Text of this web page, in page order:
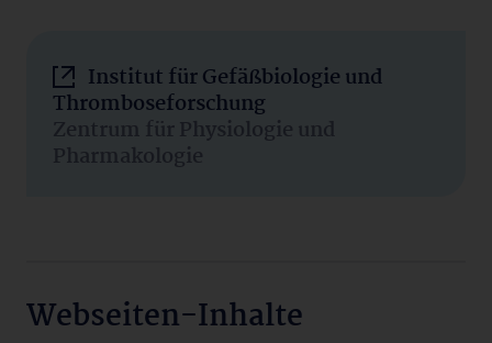
Institut für Gefäßbiologie und
Thromboseforschung
Zentrum für Physiologie und
Pharmakologie
Webseiten-Inhalte